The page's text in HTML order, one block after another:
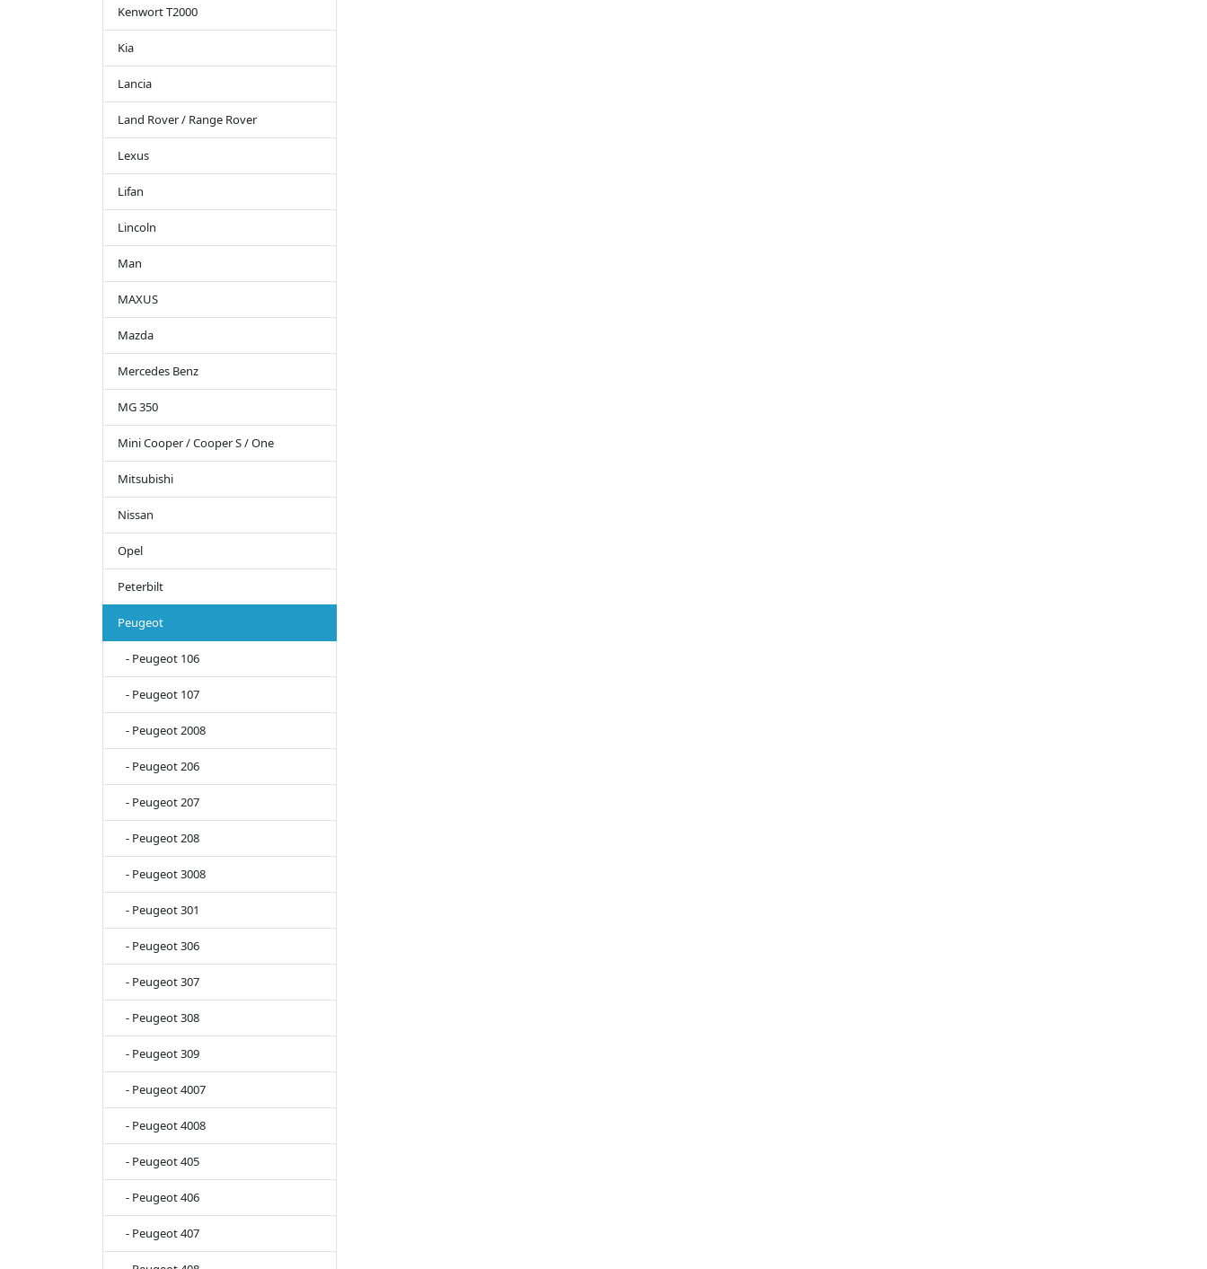
Kenwort T2000
Kia
Lancia
Land Rover / Range Rover
Lexus
Lifan
Lincoln
Man
MAXUS
Mazda
Mercedes Benz
MG 350
Mini Cooper / Cooper S / One
Mitsubishi
Nissan
Opel
Peterbilt
Peugeot
- Peugeot 106
- Peugeot 107
- Peugeot 2008
- Peugeot 206
- Peugeot 207
- Peugeot 208
- Peugeot 3008
- Peugeot 301
- Peugeot 306
- Peugeot 307
- Peugeot 308
- Peugeot 309
- Peugeot 4007
- Peugeot 4008
- Peugeot 405
- Peugeot 406
- Peugeot 407